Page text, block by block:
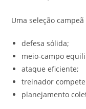
Uma seleção
defesa sólida;
meio-campo
ataque eficiente;
treinador
planejamento